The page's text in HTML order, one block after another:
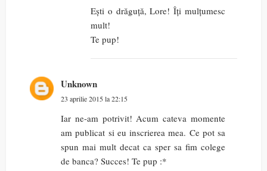
Ești o drăguță, Lore! Îți mulțumesc
mult!
Te pup!
Unknown
23 aprilie 2015 la 22:15
Iar ne-am potrivit! Acum cateva momente
am publicat si eu inscrierea mea. Ce pot sa
spun mai mult decat ca sper sa fim colege
de banca? Succes! Te pup :*